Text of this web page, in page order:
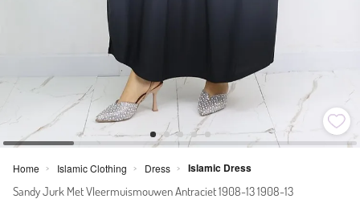
Home > Islamic Clothing > Dress > Islamic Dress
Sandy Jurk Met Vleermuismouwen Antraciet 1908-13 1908-13